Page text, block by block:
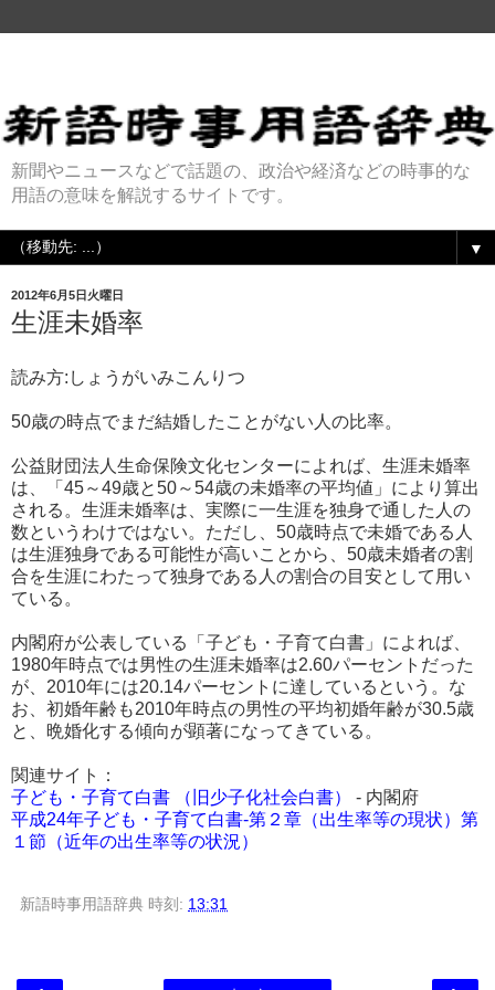
新聞やニュースなどで話題の、政治や経済などの時事的な
用語の意味を解説するサイトです。
▼
2012年6月5日火曜日
生涯未婚率
読み方:しょうがいみこんりつ
50歳の時点でまだ結婚したことがない人の比率。
公益財団法人生命保険文化センターによれば、生涯未婚率
は、「45～49歳と50～54歳の未婚率の平均値」により算出
される。生涯未婚率は、実際に一生涯を独身で通した人の
数というわけではない。ただし、50歳時点で未婚である人
は生涯独身である可能性が高いことから、50歳未婚者の割
合を生涯にわたって独身である人の割合の目安として用い
ている。
内閣府が公表している「子ども・子育て白書」によれば、
1980年時点では男性の生涯未婚率は2.60パーセントだった
が、2010年には20.14パーセントに達しているという。な
お、初婚年齢も2010年時点の男性の平均初婚年齢が30.5歳
と、晩婚化する傾向が顕著になってきている。
関連サイト：
子ども・子育て白書 （旧少子化社会白書）
- 内閣府
平成24年子ども・子育て白書-第２章（出生率等の現状）第
１節（近年の出生率等の状況）
新語時事用語辞典 時刻: 13:31